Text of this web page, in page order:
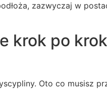
zazwyczaj w
krok po
Oto co musisz